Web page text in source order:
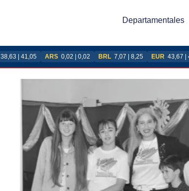
Departamentales
38,63 | 41,05 ARS 0,02 | 0,02 BRL 7,07 | 8,25 EUR 43,67 |